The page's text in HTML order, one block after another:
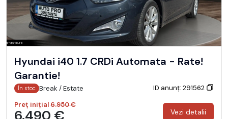
Hyundai i40 1.7 CRDi Automata - Rate!
Garantie!
În stoc Break / Estate
ID anunț: 291562
Preț inițial6.950 €
6.490 € Vezi detalii